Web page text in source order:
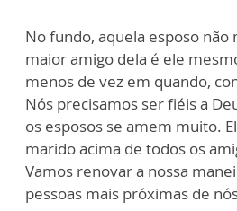
No fundo, aquela esposo
maior amigo dela é ele
menos de vez em quando,
Nós precisamos ser fiéis a
os esposos se amem muito.
marido acima de todos os
Vamos renovar a nossa
pessoas mais próximas de